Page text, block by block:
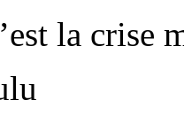
la crise